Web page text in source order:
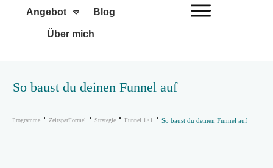
Angebot Blog
Über mich
So baust du deinen Funnel auf
Programme ZeitsparFormel Strategie Funnel 1×1 So baust du deinen Funnel auf